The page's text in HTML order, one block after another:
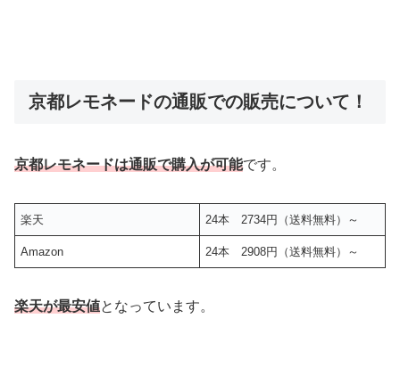
京都レモネードの通販での販売について！
京都レモネードは通販で購入が可能です。
楽天 24本 2734円（送料無料）～
Amazon 24本 2908円（送料無料）～
楽天が最安値となっています。